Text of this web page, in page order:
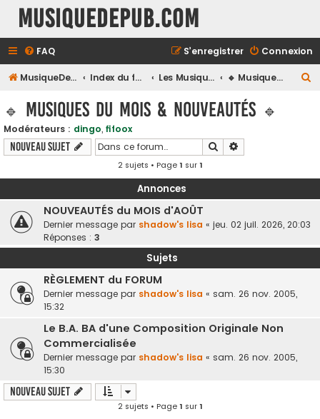
MusiqueDePub.com
FAQ Connexion
S’enregistrer
MusiqueDePub.com Index du forum Les Musiques De Pubs 🔹 Musiques du Mois & Nouveautés 🔹
🔹 Musiques du Mois & Nouveautés 🔹
Modérateurs : dingo, fifoox
Nouveau sujet Rechercher
2 sujets • Page1 sur1
Annonces
NOUVEAUTÉS du MOIS d'AOÛT
Dernier message par shadow's lisa « jeu. 02 juil. 2026, 20:03
Réponses : 3
Sujets
RÈGLEMENT du FORUM
Dernier message par shadow's lisa « sam. 26 nov. 2005,
15:32
Le B.A. BA d'une Composition Originale Non
Commercialisée
Dernier message par shadow's lisa « sam. 26 nov. 2005,
15:30
Nouveau sujet
2 sujets • Page1 sur1